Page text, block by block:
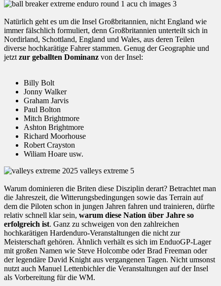
Natürlich geht es um die Insel Großbritannien, nicht England wie
immer fälschlich formuliert, denn Großbritannien unterteilt sich in
Nordirland, Schottland, England und Wales, aus deren Teilen
diverse hochkarätige Fahrer stammen. Genug der Geographie und
jetzt zur geballten Dominanz von der Insel:
Billy Bolt
Jonny Walker
Graham Jarvis
Paul Bolton
Mitch Brightmore
Ashton Brightmore
Richard Moorhouse
Robert Crayston
Wiliam Hoare usw.
Warum dominieren die Briten diese Disziplin derart? Betrachtet man
die Jahreszeit, die Witterungsbedingungen sowie das Terrain auf
dem die Piloten schon in jungen Jahren fahren und trainieren, dürfte
relativ schnell klar sein, warum diese Nation über Jahre so
erfolgreich ist. Ganz zu schweigen von den zahlreichen
hochkarätigen Hardenduro-Veranstaltungen die nicht zur
Meisterschaft gehören. Ähnlich verhält es sich im EnduoGP-Lager
mit großen Namen wie Steve Holcombe oder Brad Freeman oder
der legendäre David Knight aus vergangenen Tagen. Nicht umsonst
nutzt auch Manuel Lettenbichler die Veranstaltungen auf der Insel
als Vorbereitung für die WM.